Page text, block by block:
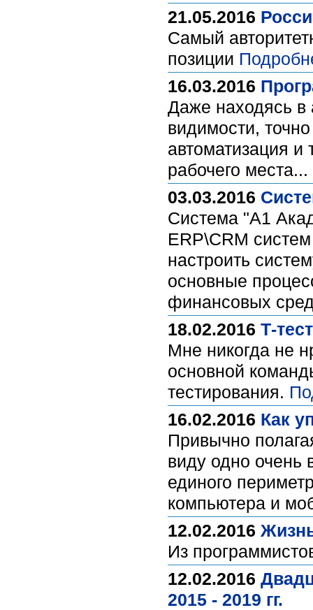
21.05.2016
Самый
позиции
16.03.2016
Даже находясь в
видимости,
автоматизация и
рабочего места...
03.03.2016
Система "A1
ERP\CRM
настроить
основные
финансовых
18.02.2016 Т-
Мне никогда не
основной
тестирования.
16.02.2016 Как
Привычно
виду одно очень
единого
компьютера и
12.02.2016
Из
12.02.2016
2015 - 2019 гг.